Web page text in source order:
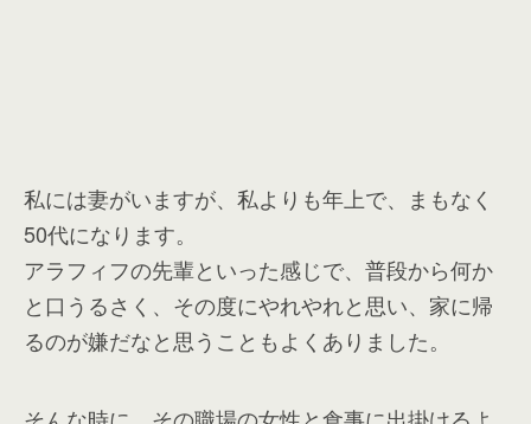
私には妻がいますが、私よりも年上で、まもなく
50代になります。
アラフィフの先輩といった感じで、普段から何か
と口うるさく、その度にやれやれと思い、家に帰
るのが嫌だなと思うこともよくありました。